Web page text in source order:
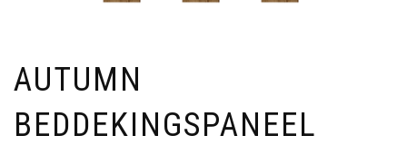
AUTUMN
BEDDEKINGSPANEEL